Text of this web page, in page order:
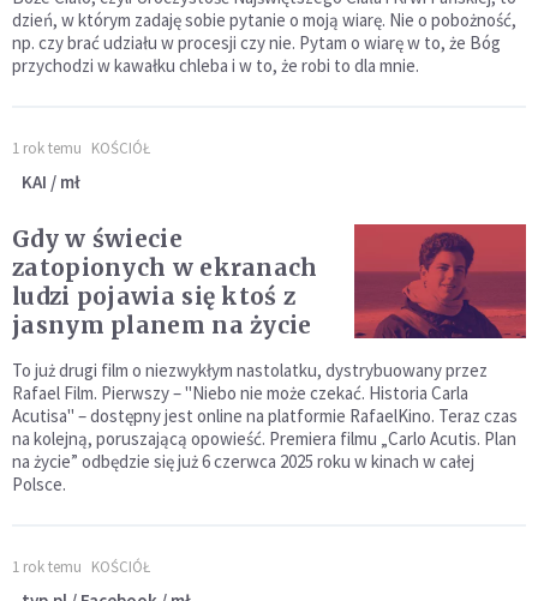
dzień, w którym zadaję sobie pytanie o moją wiarę. Nie o pobożność,
np. czy brać udziału w procesji czy nie. Pytam o wiarę w to, że Bóg
przychodzi w kawałku chleba i w to, że robi to dla mnie.
1 rok temu KOŚCIÓŁ
KAI / mł
Gdy w świecie
zatopionych w ekranach
ludzi pojawia się ktoś z
jasnym planem na życie
To już drugi film o niezwykłym nastolatku, dystrybuowany przez
Rafael Film. Pierwszy – "Niebo nie może czekać. Historia Carla
Acutisa" – dostępny jest online na platformie RafaelKino. Teraz czas
na kolejną, poruszającą opowieść. Premiera filmu „Carlo Acutis. Plan
na życie” odbędzie się już 6 czerwca 2025 roku w kinach w całej
Polsce.
1 rok temu KOŚCIÓŁ